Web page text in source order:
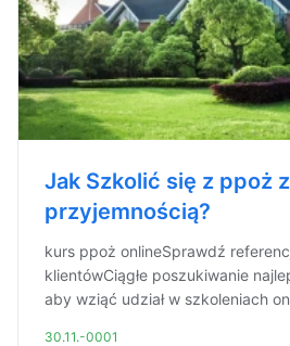
Jak Szkolić się z ppoż z
przyjemnością?
kurs ppoż onlineSprawdź
klientówCiągłe poszukiwanie
aby wziąć udział w szkoleniach
30.11.-0001